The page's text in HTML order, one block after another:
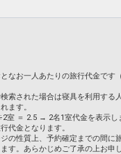
また、Bunk Bedのお部屋で
インターネットコース番号：
となお一人あたりの旅行代金で
索された場合は寝具を利用す
ます。
室 ＝ 2.5 → 2名1室代金を表示
代金となります。
ジの性質上、予約確定までの間
す。あらかじめご了承の上お申